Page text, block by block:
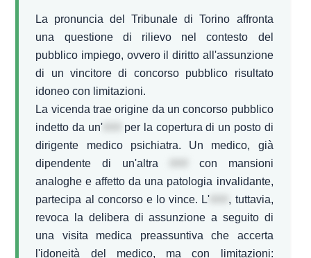
La pronuncia del Tribunale di Torino affronta
una questione di rilievo nel contesto del
pubblico impiego, ovvero il diritto all'assunzione
di un vincitore di concorso pubblico risultato
idoneo con limitazioni.
La vicenda trae origine da un concorso pubblico
indetto da un'###
per la copertura di un posto di
dirigente medico psichiatra. Un medico, già
dipendente di un'altra
con mansioni
analoghe e affetto da una patologia invalidante,
partecipa al concorso e lo vince. L'
, tuttavia,
revoca la delibera di assunzione a seguito di
una visita medica preassuntiva che accerta
l'idoneità del medico, ma con limitazioni: